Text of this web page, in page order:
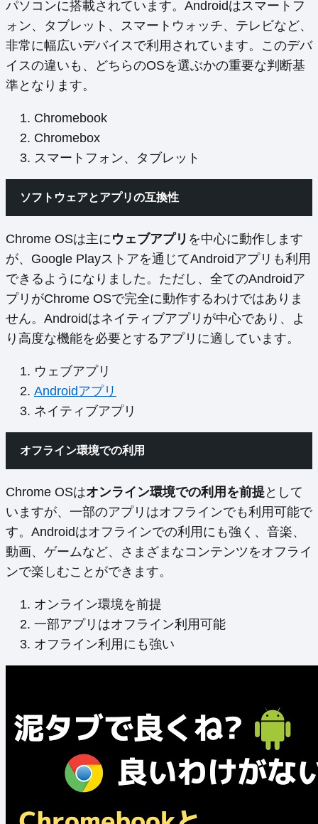
パソコンに搭載されています。Androidはスマートフ
ォン、タブレット、スマートウォッチ、テレビなど、
非常に幅広いデバイスで利用されています。このデバ
イスの違いも、どちらのOSを選ぶかの重要な判断基
準となります。
Chromebook
Chromebox
スマートフォン、タブレット
ソフトウェアとアプリの互換性
Chrome OSは主にウェブアプリ を中心に動作します
が、Google Playストアを通じてAndroidアプリも利用
できるようになりました。ただし、全てのAndroidア
プリがChrome OSで完全に動作するわけではありま
せん。Androidはネイティブアプリが中心であり、よ
り高度な機能を必要とするアプリに適しています。
ウェブアプリ
Androidアプリ
ネイティブアプリ
オフライン環境での利用
Chrome OSはオンライン環境での利用を前提として
いますが、一部のアプリはオフラインでも利用可能で
す。Androidはオフラインでの利用にも強く、音楽、
動画、ゲームなど、さまざまなコンテンツをオフライ
ンで楽しむことができます。
オンライン環境を前提
一部アプリはオフライン利用可能
オフライン利用にも強い